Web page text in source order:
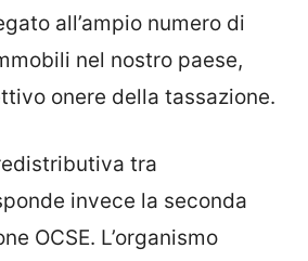
all’ampio numero di
nel nostro paese,
onere della tassazione.
tra
invece la seconda
OCSE. L’organismo